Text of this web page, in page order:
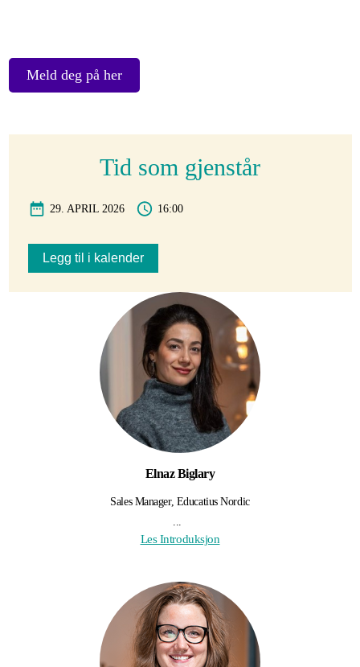
Meld deg på her
Tid som gjenstår
29. APRIL 2026 16:00
Legg til i kalender
Elnaz Biglary
Sales Manager, Educatius Nordic
Les Introduksjon